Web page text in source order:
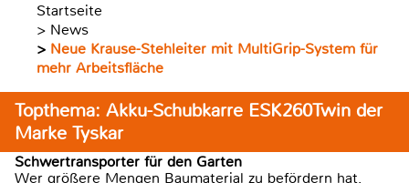
Startseite
> News
> Neue Krause-Stehleiter mit MultiGrip-System für
mehr Arbeitsfläche
Topthema: Akku-Schubkarre ESK260Twin der
Marke Tyskar
Schwertransporter für den Garten
Wer größere Mengen Baumaterial zu befördern hat,